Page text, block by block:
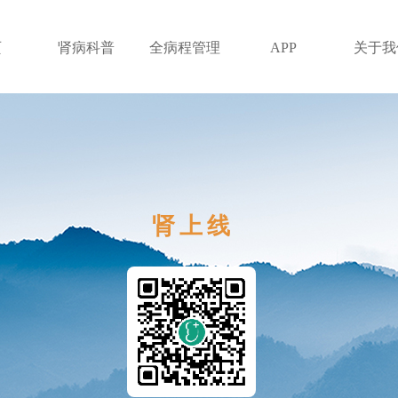
肾病科普 全病程管理 APP 关于
肾上线